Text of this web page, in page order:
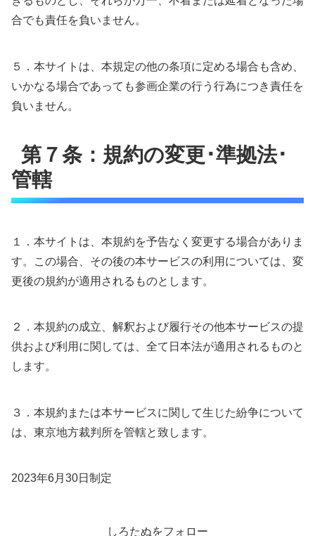
合でも責任を負いません。
５．本サイトは、本規定の他の条項に定める場合も含め、
いかなる場合であっても参画企業の行う行為につき責任を
負いません。
第７条：規約の変更･準拠法･
管轄
１．本サイトは、本規約を予告なく変更する場合がありま
す。この場合、その後の本サービスの利用については、変
更後の規約が適用されるものとします。
２．本規約の成立、解釈および履行その他本サービスの提
供および利用に関しては、全て日本法が適用されるものと
します。
３．本規約または本サービスに関して生じた紛争について
は、東京地方裁判所を管轄と致します。
2023年6月30日制定
しろたぬをフォロー